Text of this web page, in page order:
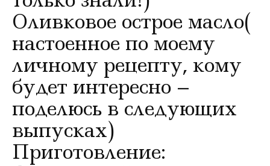
Оливковое острое масло(
настоенное по моему
личному рецепту, кому
будет интересно –
поделюсь в следующих
выпусках)
Приготовление: